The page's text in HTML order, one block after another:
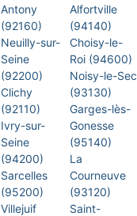
Antony
(92160)
Neuilly-sur-
Seine
(92200)
Clichy
(92110)
Ivry-sur-
Seine
(94200)
Sarcelles
(95200)
Villejuif
Alfortville
(94140)
Choisy-le-
Roi (94600)
Noisy-le-Sec
(93130)
Garges-lès-
Gonesse
(95140)
La
Courneuve
(93120)
Saint-